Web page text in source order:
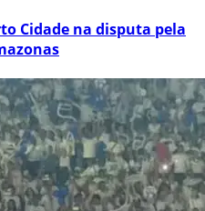
Cidade na disputa pela